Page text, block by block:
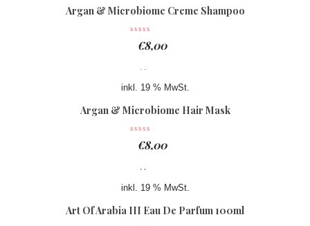
Argan & Microbiome Creme Shampoo
€8,00
inkl. 19 % MwSt.
Argan & Microbiome Hair Mask
€8,00
inkl. 19 % MwSt.
Art Of Arabia III Eau De Parfum 100ml